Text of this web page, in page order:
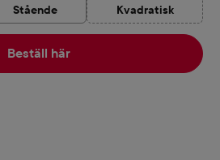
Stående Kvadratisk
(Det här
Beställ här